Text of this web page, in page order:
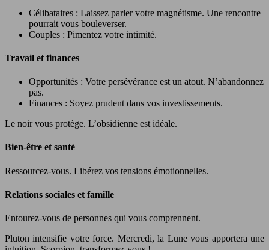
Célibataires : Laissez parler votre magnétisme. Une rencontre
pourrait vous bouleverser.
Couples : Pimentez votre intimité.
Travail et finances
Opportunités : Votre persévérance est un atout. N’abandonnez
pas.
Finances : Soyez prudent dans vos investissements.
Le noir vous protège. L’obsidienne est idéale.
Bien-être et santé
Ressourcez-vous. Libérez vos tensions émotionnelles.
Relations sociales et famille
Entourez-vous de personnes qui vous comprennent.
Pluton intensifie votre force. Mercredi, la Lune vous apportera une